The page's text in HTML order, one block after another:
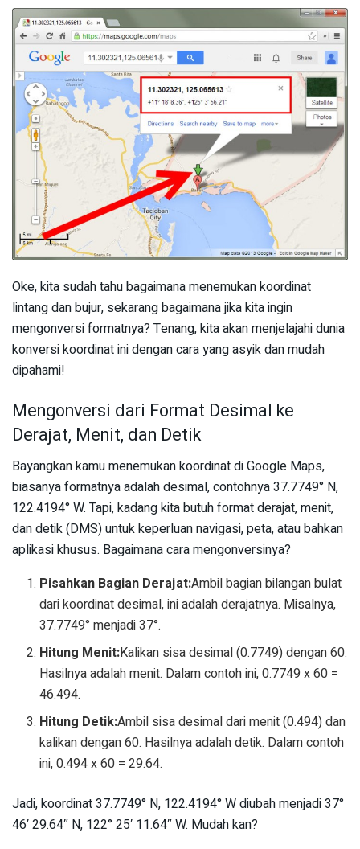
Oke, kita sudah tahu bagaimana menemukan koordinat
lintang dan bujur, sekarang bagaimana jika kita ingin
mengonversi formatnya? Tenang, kita akan menjelajahi dunia
konversi koordinat ini dengan cara yang asyik dan mudah
dipahami!
Mengonversi dari Format Desimal ke
Derajat, Menit, dan Detik
Bayangkan kamu menemukan koordinat di Google Maps,
biasanya formatnya adalah desimal, contohnya 37.7749° N,
122.4194° W. Tapi, kadang kita butuh format derajat, menit,
dan detik (DMS) untuk keperluan navigasi, peta, atau bahkan
aplikasi khusus. Bagaimana cara mengonversinya?
Pisahkan Bagian Derajat:Ambil bagian bilangan bulat
dari koordinat desimal, ini adalah derajatnya. Misalnya,
37.7749° menjadi 37°.
Hitung Menit:Kalikan sisa desimal (0.7749) dengan 60.
Hasilnya adalah menit. Dalam contoh ini, 0.7749 x 60 =
46.494.
Hitung Detik:Ambil sisa desimal dari menit (0.494) dan
kalikan dengan 60. Hasilnya adalah detik. Dalam contoh
ini, 0.494 x 60 = 29.64.
Jadi, koordinat 37.7749° N, 122.4194° W diubah menjadi 37°
46′ 29.64″ N, 122° 25′ 11.64″ W. Mudah kan?